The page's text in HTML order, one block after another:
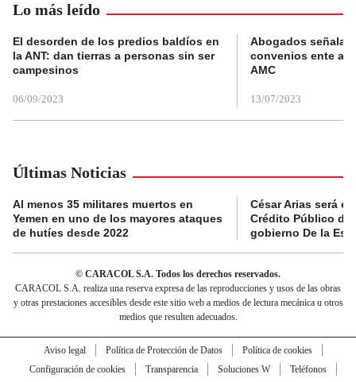
Lo más leído
El desorden de los predios baldíos en
la ANT: dan tierras a personas sin ser
campesinos
06/09/2023
Abogados
convenios ente
AMC
13/07/2023
Últimas Noticias
Al menos 35 militares muertos en
Yemen en uno de los mayores ataques
de hutíes desde 2022
César Arias será el
Crédito Público
gobierno De la
© CARACOL S.A. Todos los derechos reservados.
CARACOL S.A. realiza una reserva expresa de las reproducciones y usos de las obras
y otras prestaciones accesibles desde este sitio web a medios de lectura mecánica u otros
medios que resulten adecuados.
Aviso legal Política de Protección de Datos
Política de cookies
Configuración de cookies
Transparencia Soluciones W
Teléfonos